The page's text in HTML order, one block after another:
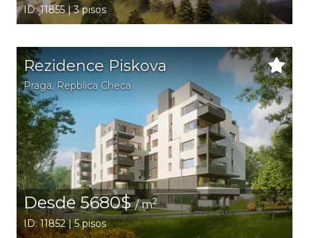
ID: 11855 | 3 pisos
Rezidence Piskova
Praga, Repblica Checa
Desde 5680$/ m2
ID: 11852 | 5 pisos